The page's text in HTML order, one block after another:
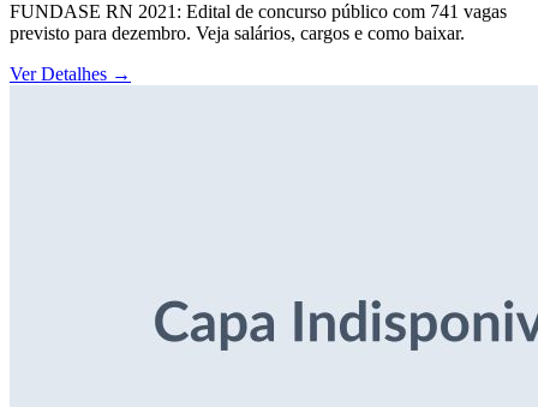
FUNDASE RN 2021: Edital de concurso público com 741 vagas
previsto para dezembro. Veja salários, cargos e como baixar.
Ver Detalhes →